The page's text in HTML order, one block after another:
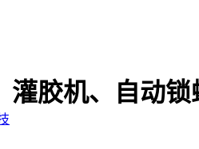
胶机、自动锁